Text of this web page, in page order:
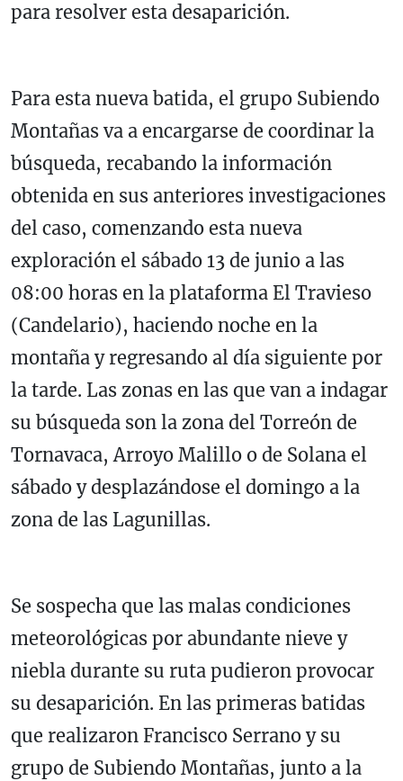
para resolver esta desaparición.
Para esta nueva batida, el grupo Subiendo
Montañas va a encargarse de coordinar la
búsqueda, recabando la información
obtenida en sus anteriores investigaciones
del caso, comenzando esta nueva
exploración el sábado 13 de junio a las
08:00 horas en la plataforma El Travieso
(Candelario), haciendo noche en la
montaña y regresando al día siguiente por
la tarde. Las zonas en las que van a indagar
su búsqueda son la zona del Torreón de
Tornavaca, Arroyo Malillo o de Solana el
sábado y desplazándose el domingo a la
zona de las Lagunillas.
Se sospecha que las malas condiciones
meteorológicas por abundante nieve y
niebla durante su ruta pudieron provocar
su desaparición. En las primeras batidas
que realizaron Francisco Serrano y su
grupo de Subiendo Montañas, junto a la